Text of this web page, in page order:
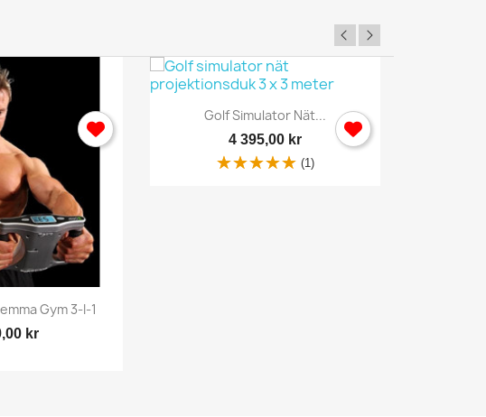
Gym 3-I-1
kr
Snabbvy
Golf Simulator Nät...
4 395,00 kr
(1)